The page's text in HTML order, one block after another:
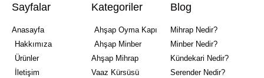
Sayfalar
Anasayfa
Hakkımıza
Ürünler
İletişim
Kategoriler
Ahşap Oyma Kapı
Ahşap Minber
Ahşap Mihrap
Vaaz Kürsüsü
Blog
Mihrap Nedir?
Minber Nedir?
Kündekari Nedir?
Serender Nedir?